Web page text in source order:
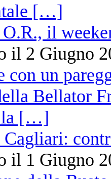
il
il 2 Giugno
il 1 Giugno